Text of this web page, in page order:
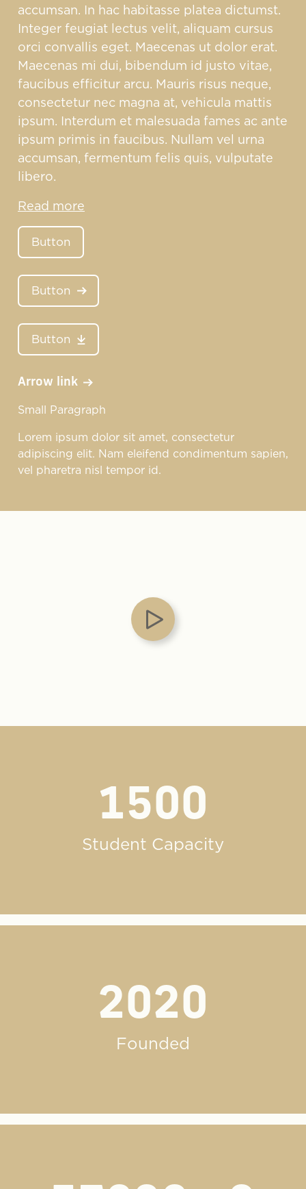
accumsan. In hac habitasse platea dictumst.
Integer feugiat lectus velit, aliquam cursus
orci convallis eget. Maecenas ut dolor erat.
Maecenas mi dui, bibendum id justo vitae,
faucibus efficitur arcu. Mauris risus neque,
consectetur nec magna at, vehicula mattis
ipsum. Interdum et malesuada fames ac ante
ipsum primis in faucibus. Nullam vel urna
accumsan, fermentum felis quis, vulputate
libero.
Read more
Button
Button
Button
Arrow link
Small Paragraph
Lorem ipsum dolor sit amet, consectetur
adipiscing elit. Nam eleifend condimentum sapien,
vel pharetra nisl tempor id.
1500
Student Capacity
2020
Founded